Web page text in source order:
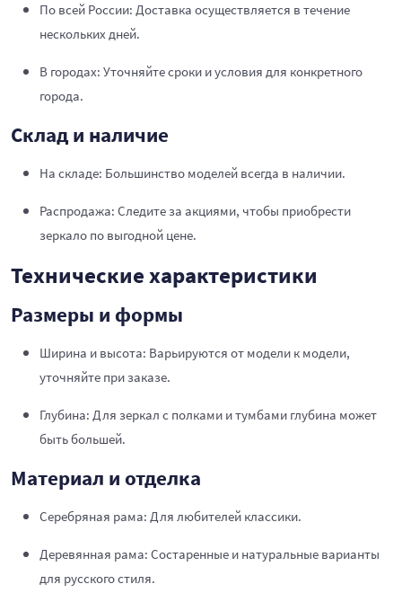
По всей России: Доставка осуществляется в течение
нескольких дней.
В городах: Уточняйте сроки и условия для конкретного
города.
Склад и наличие
На складе: Большинство моделей всегда в наличии.
Распродажа: Следите за акциями, чтобы приобрести
зеркало по выгодной цене.
Технические характеристики
Размеры и формы
Ширина и высота: Варьируются от модели к модели,
уточняйте при заказе.
Глубина: Для зеркал с полками и тумбами глубина может
быть большей.
Материал и отделка
Серебряная рама: Для любителей классики.
Деревянная рама: Состаренные и натуральные варианты
для русского стиля.